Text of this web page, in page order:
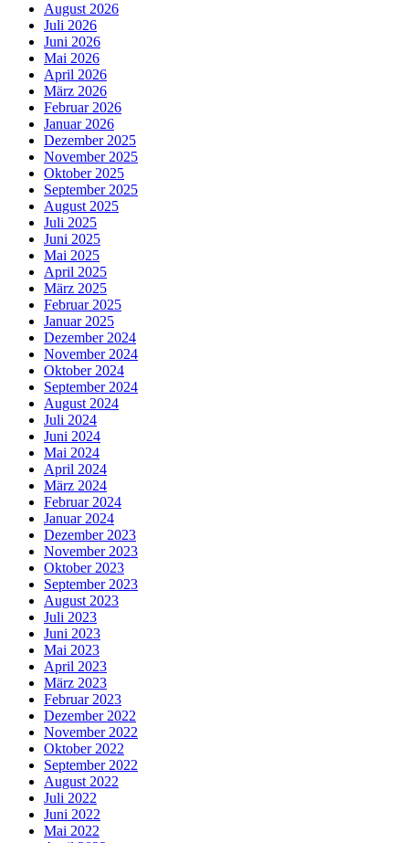
August 2026
Juli 2026
Juni 2026
Mai 2026
April 2026
März 2026
Februar 2026
Januar 2026
Dezember 2025
November 2025
Oktober 2025
September 2025
August 2025
Juli 2025
Juni 2025
Mai 2025
April 2025
März 2025
Februar 2025
Januar 2025
Dezember 2024
November 2024
Oktober 2024
September 2024
August 2024
Juli 2024
Juni 2024
Mai 2024
April 2024
März 2024
Februar 2024
Januar 2024
Dezember 2023
November 2023
Oktober 2023
September 2023
August 2023
Juli 2023
Juni 2023
Mai 2023
April 2023
März 2023
Februar 2023
Dezember 2022
November 2022
Oktober 2022
September 2022
August 2022
Juli 2022
Juni 2022
Mai 2022